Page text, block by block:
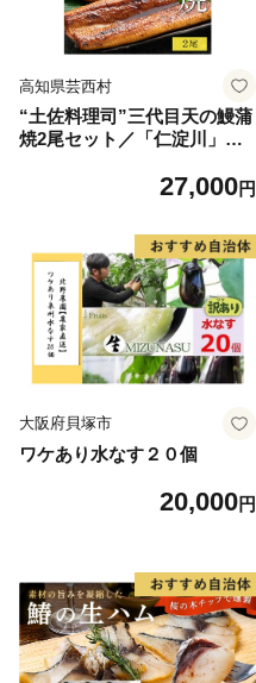
高知県芸西村
“土佐料理司”三代目天の鰻蒲
焼2尾セット／「仁淀川」水
殖 国産・高知県産〈高知市共
27,000円
大阪府貝塚市
ワケあり水なす２０個
20,000円